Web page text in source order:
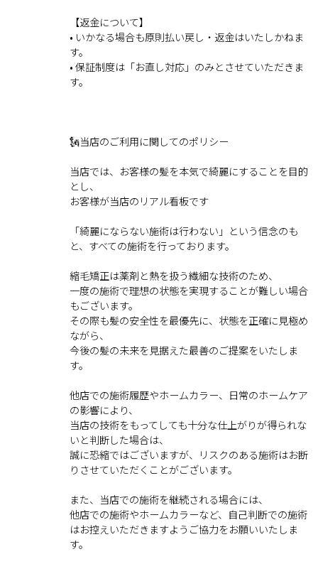
【返金について】
• いかなる場合も原則払い戻し・返金はいたしかねま
す。
• 保証制度は「お直し対応」のみとさせていただきま
す。
🗽当店のご利用に関してのポリシー
当店では、お客様の髪を本気で綺麗にすることを目的
とし、
お客様が当店のリアル看板です
「綺麗にならない施術は行わない」という信念のも
と、すべての施術を行っております。
縮毛矯正は薬剤と熱を扱う繊細な技術のため、
一度の施術で理想の状態を実現することが難しい場合
もございます。
その際も髪の安全性を最優先に、状態を正確に見極め
ながら、
今後の髪の未来を見据えた最善のご提案をいたしま
す。
他店での施術履歴やホームカラー、日常のホームケア
の影響により、
当店の技術をもってしても十分な仕上がりが得られな
いと判断した場合は、
誠に恐縮ではございますが、リスクのある施術はお断
りさせていただくことがございます。
また、当店での施術を継続される場合には、
他店での施術やホームカラーなど、自己判断での施術
はお控えいただきますようご協力をお願いいたしま
す。